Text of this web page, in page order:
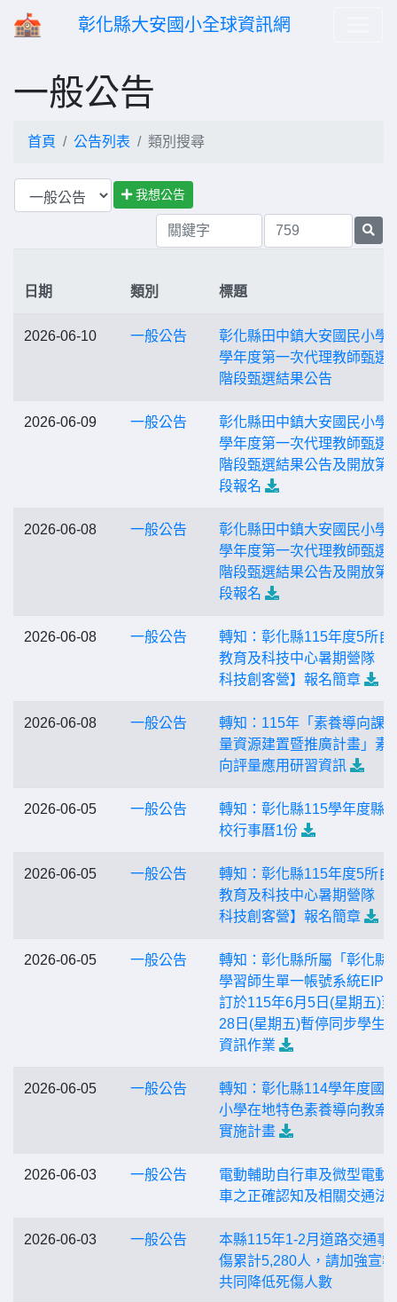
彰化縣大安國小全球資訊網
一般公告
首頁 公告列表 類別搜尋
我想公告
日期 類別 標題
2026-06-10 一般公告
彰化縣田中鎮大安國民小學
學年度第一次代理教師甄選
階段甄選結果公告
2026-06-09 一般公告
彰化縣田中鎮大安國民小學
學年度第一次代理教師甄選
階段甄選結果公告及開放第
段報名
2026-06-08 一般公告
彰化縣田中鎮大安國民小學
學年度第一次代理教師甄選
階段甄選結果公告及開放第
段報名
2026-06-08 一般公告
轉知：彰化縣115年度5所自
教育及科技中心暑期營隊【
科技創客營】報名簡章
2026-06-08 一般公告
轉知：115年「素養導向課
量資源建置暨推廣計畫」素
向評量應用研習資訊
2026-06-05 一般公告
轉知：彰化縣115學年度縣
校行事曆1份
2026-06-05 一般公告
轉知：彰化縣115年度5所自
教育及科技中心暑期營隊【
科技創客營】報名簡章
2026-06-05 一般公告
轉知：彰化縣所屬「彰化縣
學習師生單一帳號系統EIP
訂於115年6月5日(星期五)
28日(星期五)暫停同步學生
資訊作業
2026-06-05 一般公告
轉知：彰化縣114學年度國
小學在地特色素養導向教案
實施計畫
2026-06-03 一般公告
電動輔助自行車及微型電動
車之正確認知及相關交通法
2026-06-03 一般公告
本縣115年1-2月道路交通事
傷累計5,280人，請加強宣
共同降低死傷人數